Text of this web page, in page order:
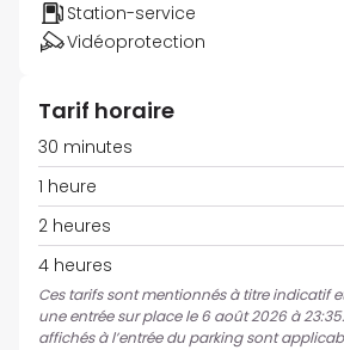
Station-service
Vidéoprotection
Tarif horaire
30 minutes
1 heure
2 heures
4 heures
Ces tarifs sont mentionnés à titre indicatif
une entrée sur place le 6 août 2026 à
affichés à l’entrée du parking sont